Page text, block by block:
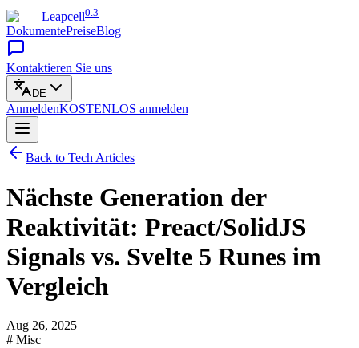
Leapcell0.3
DokumentePreiseBlog
Kontaktieren Sie uns
DE
AnmeldenKOSTENLOS anmelden
Back to Tech Articles
Nächste Generation der
Reaktivität: Preact/SolidJS
Signals vs. Svelte 5 Runes im
Vergleich
Aug 26, 2025
# Misc